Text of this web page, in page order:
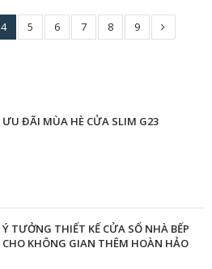
4 5 6 7 8 9
ƯU ĐÃI MÙA HÈ CỬA SLIM G23
Ý TƯỞNG THIẾT KẾ CỬA SỔ NHÀ BẾP
CHO KHÔNG GIAN THÊM HOÀN HẢO